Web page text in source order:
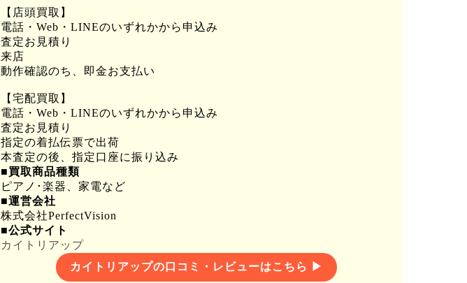
【店頭買取】
電話・Web・LINEのいずれかから申込み
査定お見積り
来店
動作確認のち、即金お支払い
【宅配買取】
電話・Web・LINEのいずれかから申込み
査定お見積り
指定の着払伝票で出荷
本査定の後、指定口座に振り込み
■買取商品種類
ピアノ･楽器、家電など
■運営会社
株式会社PerfectVision
■公式サイト
カイトリアップ
カイトリアップの口コミ・レビューはこちら ▶